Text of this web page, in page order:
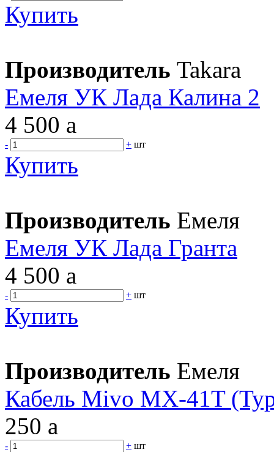
Купить
Производитель Takara
Емеля УК Лада Калина 2
4 500 a
- + шт
Купить
Производитель Емеля
Емеля УК Лада Гранта
4 500 a
- + шт
Купить
Производитель Емеля
Кабель Mivo MX-41T
250 a
- + шт